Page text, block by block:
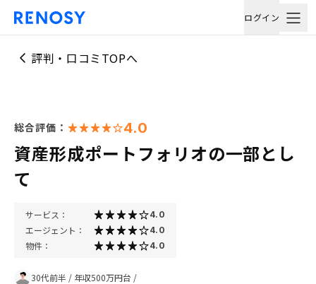
ログイン
評判・口コミTOPへ
総合評価： 4.0
資産形成ポートフォリオの一部とし
て
サービス： 4.0
エージェント： 4.0
物件： 4.0
30代前半 / 年収500万円台 /